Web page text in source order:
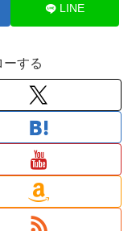
LINE
する